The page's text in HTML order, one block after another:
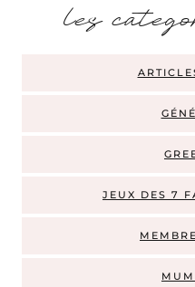
les
JEUX DES 7